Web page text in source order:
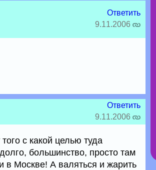
Ответить
9.11.2006
Ответить
9.11.2006
с какой целью туда
большинство, просто там
в Москве! А валяться и жарить